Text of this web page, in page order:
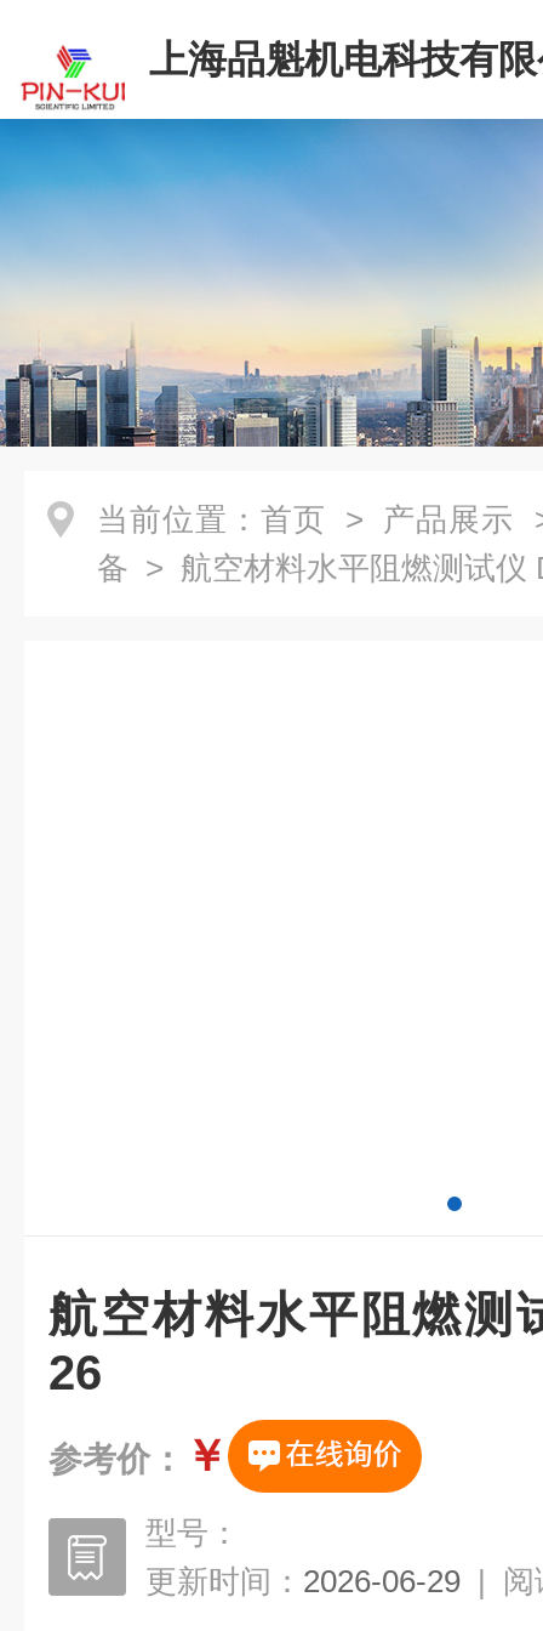
上海品魁机电科技有
当前位置： 首页 > 产品展示
备 > 航空材料水平阻燃测试仪
航空材料水平阻燃测
26
参考价： ￥
型号：
更新时间： 2026-06-29 | 阅